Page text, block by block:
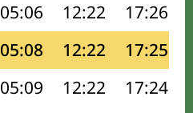
05:06 12:22 17:26
05:08 12:22 17:25
05:09 12:22 17:24